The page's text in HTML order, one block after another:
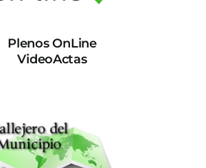
Plenos OnLine
VideoActas